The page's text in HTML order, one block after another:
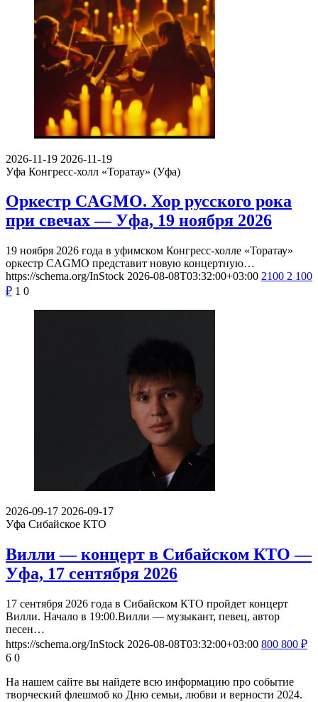
2026-11-19 2026-11-19
Уфа Конгресс-холл «Торатау» (Уфа)
Оркестр CAGMO. Хор русского рока
при свечах — Уфа, 19 ноября 2026
19 ноября 2026 года в уфимском Конгресс-холле «Торатау»
оркестр CAGMO представит новую концертную…
https://schema.org/InStock 2026-08-08T03:32:00+03:00 2100 2 100
₽ 1 0
2026-09-17 2026-09-17
Уфа Сибайское КТО
Вилли — концерт в Сибайском КТО —
Уфа, 17 сентября 2026
17 сентября 2026 года в Сибайском КТО пройдет концерт
Вилли. Начало в 19:00.Вилли — музыкант, певец, автор
песен…
https://schema.org/InStock 2026-08-08T03:32:00+03:00 800 800 ₽
6 0
На нашем сайте вы найдете всю информацию про событие
творческий флешмоб ко Дню семьи, любви и верности 2024.